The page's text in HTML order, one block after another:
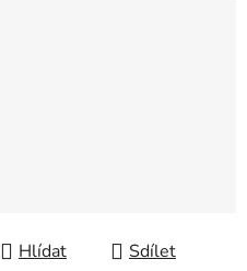
Hlídat Sdílet